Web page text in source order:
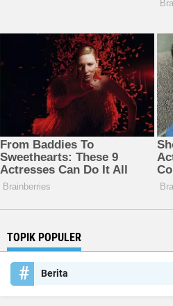
TOPIK POPULER
Berita